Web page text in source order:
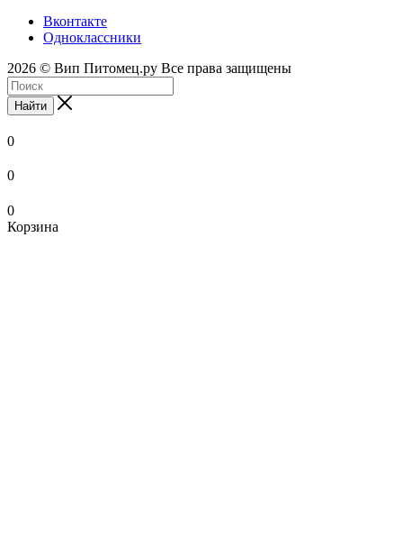
Вконтакте
Одноклассники
2026 © Вип Питомец.ру Все права защищены
Найти
0
0
0
Корзина